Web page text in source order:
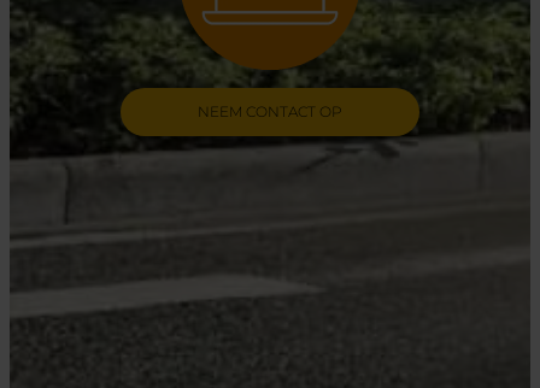
NEEM CONTACT OP